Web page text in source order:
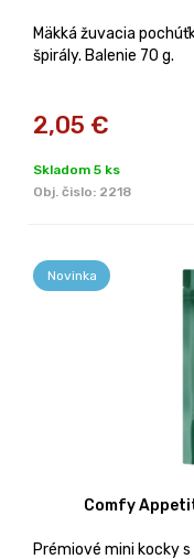
Mäkká žuvacia
špirály. Balenie 70 g.
2,05 €
Skladom 5 ks
Obj. čislo: 2218
Novinka
Comfy
Prémiové mini kocky